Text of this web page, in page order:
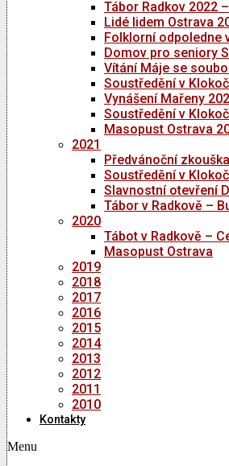
Tábor Radkov 2022
Lidé lidem Ostrava
Folklorní odpoledne
Domov pro seniory
Vítání Máje se
Soustředění v
Vynášení Mařeny
Soustředění v
Masopust Ostrava
2021
Předvánoční zkouška
Soustředění v
Slavnostní otevření
Tábor v Radkově –
2020
Tábot v Radkově –
Masopust Ostrava
2019
2018
2017
2016
2015
2014
2013
2012
2011
2010
Kontakty
Menu